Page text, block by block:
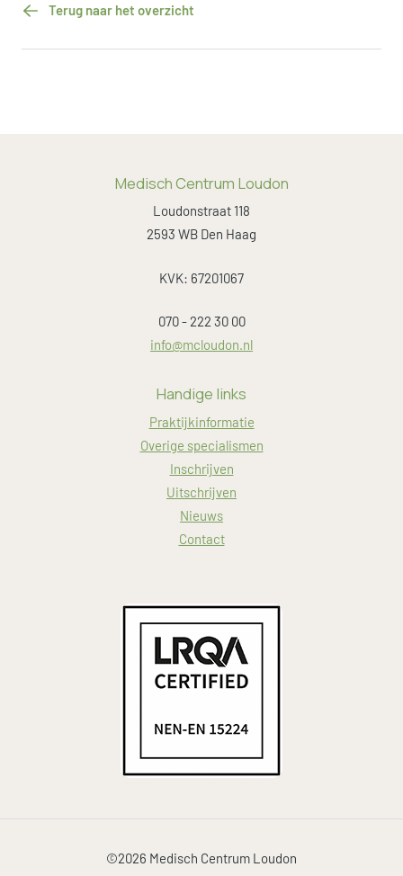
Terug naar het overzicht
Medisch Centrum Loudon
Loudonstraat 118
2593 WB Den Haag
KVK: 67201067
070 - 222 30 00
info@mcloudon.nl
Handige links
Praktijkinformatie
Overige specialismen
Inschrijven
Uitschrijven
Nieuws
Contact
©2026 Medisch Centrum Loudon